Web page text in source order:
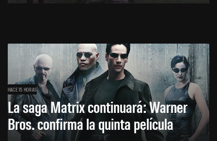
HACE 15 HORAS
La saga Matrix continuará: Warner
Bros. confirma la quinta película